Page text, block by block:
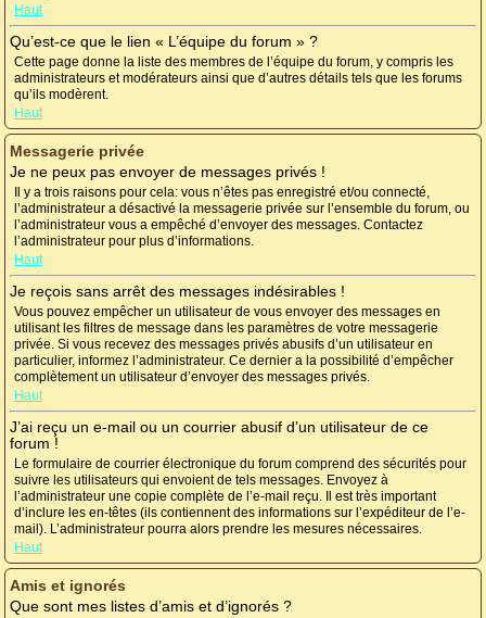
Haut
Qu’est-ce que le lien « L’équipe du forum » ?
Cette page donne la liste des membres de l’équipe du forum, y compris les
administrateurs et modérateurs ainsi que d’autres détails tels que les forums
qu’ils modèrent.
Haut
Messagerie privée
Je ne peux pas envoyer de messages privés !
Il y a trois raisons pour cela: vous n’êtes pas enregistré et/ou connecté,
l’administrateur a désactivé la messagerie privée sur l’ensemble du forum, ou
l’administrateur vous a empêché d’envoyer des messages. Contactez
l’administrateur pour plus d’informations.
Haut
Je reçois sans arrêt des messages indésirables !
Vous pouvez empêcher un utilisateur de vous envoyer des messages en
utilisant les filtres de message dans les paramètres de votre messagerie
privée. Si vous recevez des messages privés abusifs d’un utilisateur en
particulier, informez l’administrateur. Ce dernier a la possibilité d’empêcher
complètement un utilisateur d’envoyer des messages privés.
Haut
J’ai reçu un e-mail ou un courrier abusif d’un utilisateur de ce
forum !
Le formulaire de courrier électronique du forum comprend des sécurités pour
suivre les utilisateurs qui envoient de tels messages. Envoyez à
l’administrateur une copie complète de l’e-mail reçu. Il est très important
d’inclure les en-têtes (ils contiennent des informations sur l’expéditeur de l’e-
mail). L’administrateur pourra alors prendre les mesures nécessaires.
Haut
Amis et ignorés
Que sont mes listes d’amis et d’ignorés ?